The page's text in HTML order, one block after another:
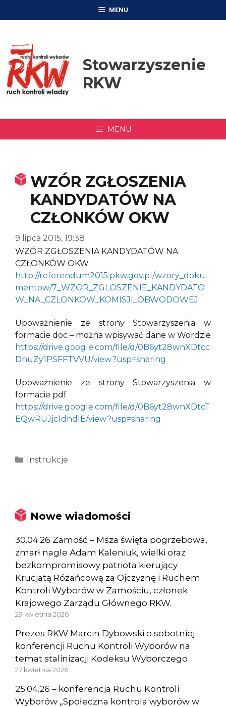
MENU
Stowarzyszenie
RKW
MENU
WZÓR ZGŁOSZENIA
KANDYDATÓW NA
CZŁONKÓW OKW
9 lipca 2015, 19:38
WZÓR ZGŁOSZENIA KANDYDATÓW NA
CZŁONKÓW OKW
http://referendum2015.pkw.gov.pl/wzory_doku
mentow/7_WZOR_ZGLOSZENIE_KANDYDATO
W_NA_CZLONKOW_KOMISJI_OBWODOWEJ
Upoważnienie ze strony Stowarzyszenia w
formacie doc – można wpisywać dane w Wordzie
https://drive.google.com/file/d/0B6yt28wnXDtcc
DhuZy1PSFFTVVU/view?usp=sharing
Upoważnienie ze strony Stowarzyszenia w
formacie pdf
https://drive.google.com/file/d/0B6yt28wnXDtcT
EQwRUJjc1dndlE/view?usp=sharing
Kategorie
Instrukcje
Nowe wiadomości
30.04.26 Zamość – Msza święta pogrzebowa,
zmarł nagle Adam Kaleniuk, wielki oraz
bezkompromisowy patriota kierujący
Krucjatą Różańcową za Ojczyznę i Ruchem
Kontroli Wyborów w Zamościu, członek
Krajowego Zarządu Głównego RKW.
29 kwietnia 2026
Prezes RKW Marcin Dybowski o sobotniej
konferencji Ruchu Kontroli Wyborów na
temat stalinizacji Kodeksu Wyborczego
27 kwietnia 2026
25.04.26 – konferencja Ruchu Kontroli
Wyborów „Społeczna kontrola wyborów w